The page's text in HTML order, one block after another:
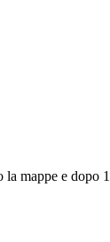
mappe e